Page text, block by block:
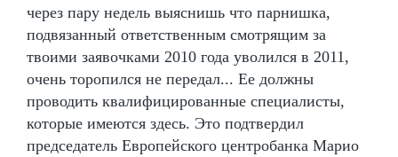
через пару недель выяснишь что парнишка,
подвязанный ответственным смотрящим за
твоими заявочками 2010 года уволился в 2011,
очень торопился не передал... Ее должны
проводить квалифицированные специалисты,
которые имеются здесь. Это подтвердил
председатель Европейского центробанка Марио